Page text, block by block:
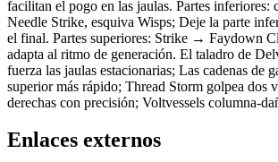
facilitan el pogo en las jaulas. Partes inferiores:
Needle Strike, esquiva Wisps; Deje la parte
el final. Partes superiores: Strike → Faydown
adapta al ritmo de generación. El taladro de
fuerza las jaulas estacionarias; Las cadenas de
superior más rápido; Thread Storm golpea dos
derechas con precisión; Voltvessels columna-
Enlaces externos